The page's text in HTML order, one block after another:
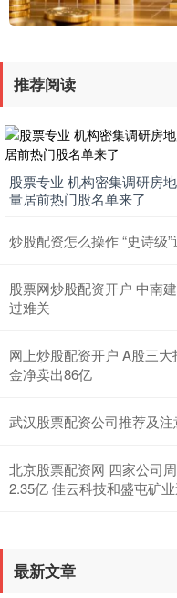
推荐阅读
股票专业 机构密集调研房
量居前热门股名单来了
炒股配资怎么操作 “史诗级
股票网炒股配资开户 中南
过难关
网上炒股配资开户 A股三
金净卖出86亿
武汉股票配资公司推荐及注
北京股票配资网 四家公司
2.35亿 佳云科技和盛屯矿
最新文章